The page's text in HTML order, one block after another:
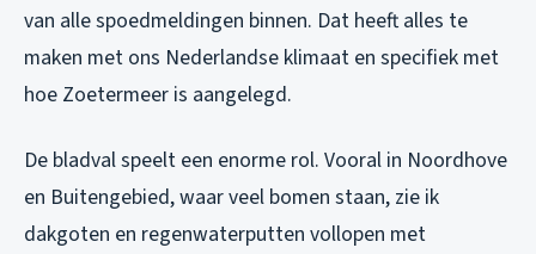
van alle spoedmeldingen binnen. Dat heeft alles te
maken met ons Nederlandse klimaat en specifiek met
hoe Zoetermeer is aangelegd.
De bladval speelt een enorme rol. Vooral in Noordhove
en Buitengebied, waar veel bomen staan, zie ik
dakgoten en regenwaterputten vollopen met